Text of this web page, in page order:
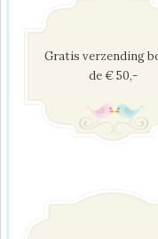
Gratis verzending
de € 50,-